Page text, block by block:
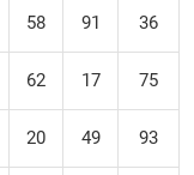
58 91 36
62 17 75
20 49 93